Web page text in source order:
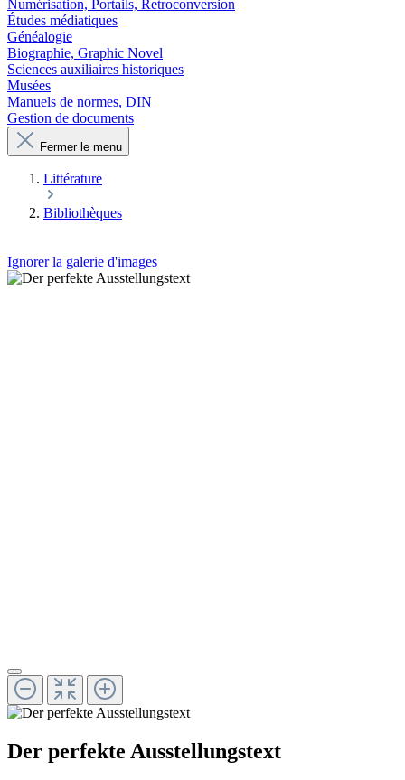
Numérisation, Portails, Retroconversion
Études médiatiques
Généalogie
Biographie, Graphic Novel
Sciences auxiliaires historiques
Musées
Manuels de normes, DIN
Gestion de documents
Fermer le menu
Littérature
Bibliothèques
Ignorer la galerie d'images
Der perfekte Ausstellungstext